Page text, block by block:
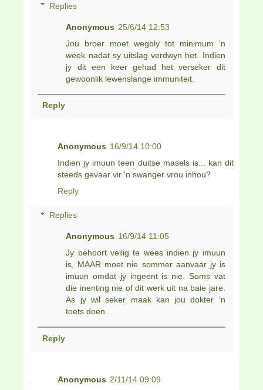
Replies
Anonymous 25/6/14 12:53
Jou broer moet wegbly tot minimum 'n
week nadat sy uitslag verdwyn het. Indien
jy dit een keer gehad het verseker dit
gewoonlik lewenslange immuniteit.
Reply
Anonymous 16/9/14 10:00
Indien jy imuun teen duitse masels is... kan dit
steeds gevaar vir 'n swanger vrou inhou?
Reply
Replies
Anonymous 16/9/14 11:05
Jy behoort veilig te wees indien jy imuun
is, MAAR moet nie sommer aanvaar jy is
imuun omdat jy ingeent is nie. Soms vat
die inenting nie of dit werk uit na baie jare.
As jy wil seker maak kan jou dokter 'n
toets doen.
Reply
Anonymous 2/11/14 09:09